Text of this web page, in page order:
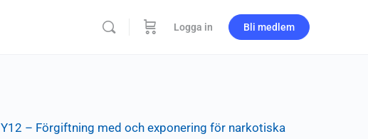
Logga in Bli medlem
Y12 – Förgiftning med och exponering för narkotiska